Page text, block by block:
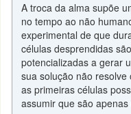
A troca da alma supõe
no tempo ao não
experimental de que
células desprendidas
potencializadas a gerar
sua solução não
as primeiras células
assumir que são